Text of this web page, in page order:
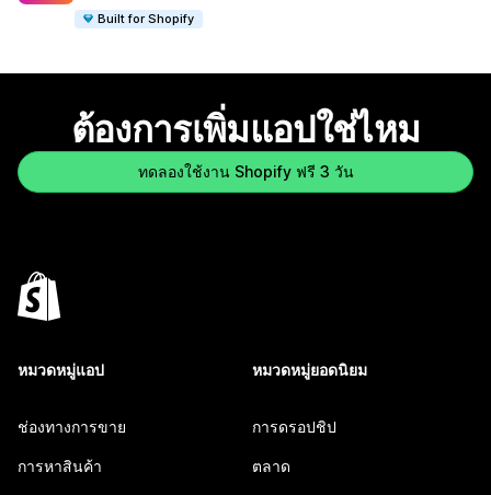
Built for Shopify
ต้องการเพิ่มแอปใช่ไหม
ทดลองใช้งาน Shopify ฟรี 3 วัน
หมวดหมู่แอป
ช่องทางการขาย
การหาสินค้า
หมวดหมู่ยอดนิยม
การดรอปชิป
ตลาด